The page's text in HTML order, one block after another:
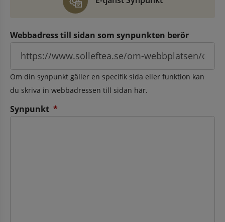
Webbadress till sidan som synpunkten berör
Om din synpunkt gäller en specifik sida eller funktion kan
du skriva in webbadressen till sidan här.
Synpunkt *